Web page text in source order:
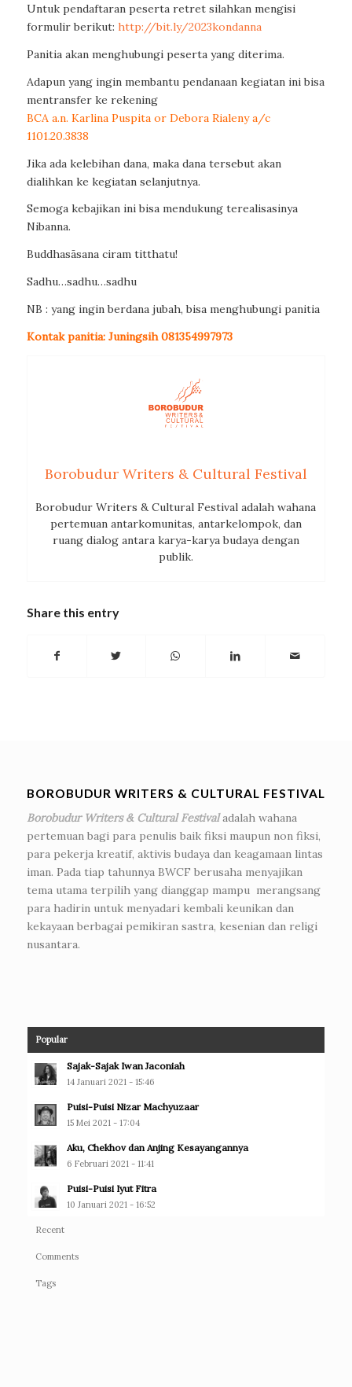
Untuk pendaftaran peserta retret silahkan mengisi
formulir berikut: http://bit.ly/2023kondanna
Panitia akan menghubungi peserta yang diterima.
Adapun yang ingin membantu pendanaan kegiatan ini bisa
mentransfer ke rekening
BCA a.n. Karlina Puspita or Debora Rialeny a/c
1101.20.3838
Jika ada kelebihan dana, maka dana tersebut akan
dialihkan ke kegiatan selanjutnya.
Semoga kebajikan ini bisa mendukung terealisasinya
Nibanna.
Buddhasāsana ciram titthatu!
Sadhu…sadhu…sadhu
NB : yang ingin berdana jubah, bisa menghubungi panitia
Kontak panitia: Juningsih 081354997973
Borobudur Writers & Cultural Festival
Borobudur Writers & Cultural Festival adalah wahana
pertemuan antarkomunitas, antarkelompok, dan
ruang dialog antara karya-karya budaya dengan
publik.
Share this entry
BOROBUDUR WRITERS & CULTURAL FESTIVAL
Borobudur Writers & Cultural Festivaladalah wahana
pertemuan bagi para penulis baik fiksi maupun non fiksi,
para pekerja kreatif, aktivis budaya dan keagamaan lintas
iman. Pada tiap tahunnya BWCF berusaha menyajikan
tema utama terpilih yang dianggap mampu merangsang
para hadirin untuk menyadari kembali keunikan dan
kekayaan berbagai pemikiran sastra, kesenian dan religi
nusantara.
Popular
Sajak-Sajak Iwan Jaconiah
14 Januari 2021 - 15:46
Puisi-Puisi Nizar Machyuzaar
15 Mei 2021 - 17:04
Aku, Chekhov dan Anjing Kesayangannya
6 Februari 2021 - 11:41
Puisi-Puisi Iyut Fitra
10 Januari 2021 - 16:52
Recent
Comments
Tags